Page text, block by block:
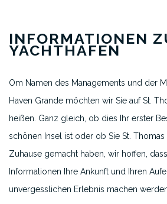
INFORMATIONEN
YACHTHAFEN
Om Namen des Managements und der
Haven Grande möchten wir Sie auf St.
heißen. Ganz gleich, ob dies Ihr erster
schönen Insel ist oder ob Sie St.
Zuhause gemacht haben, wir hoffen,
Informationen Ihre Ankunft und Ihren
unvergesslichen Erlebnis machen